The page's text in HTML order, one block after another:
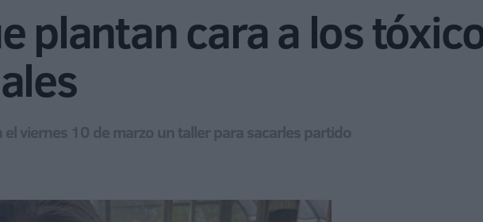
plantan cara a los
viernes 10 de marzo un taller para sacarles partido